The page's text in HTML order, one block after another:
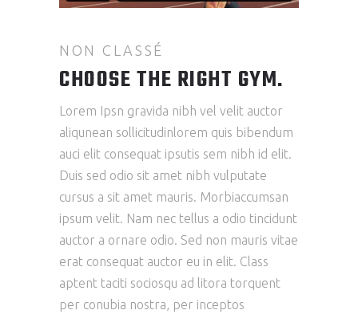
NON CLASSÉ
CHOOSE THE RIGHT GYM.
Lorem Ipsn gravida nibh vel velit auctor
aliqunean sollicitudinlorem quis bibendum
auci elit consequat ipsutis sem nibh id elit.
Duis sed odio sit amet nibh vulputate
cursus a sit amet mauris. Morbiaccumsan
ipsum velit. Nam nec tellus a odio tincidunt
auctor a ornare odio. Sed non mauris vitae
erat consequat auctor eu in elit. Class
aptent taciti sociosqu ad litora torquent
per conubia nostra, per inceptos